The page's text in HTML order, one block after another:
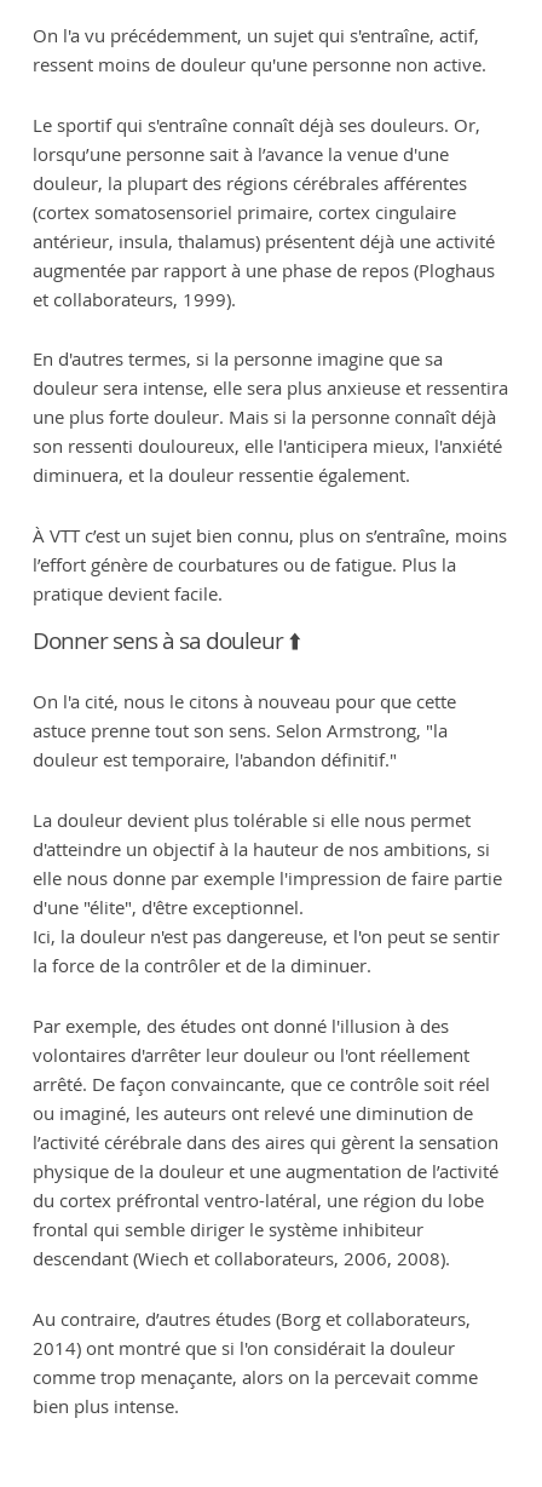
On l'a vu précédemment, un sujet qui s'entraîne, actif,
ressent moins de douleur qu'une personne non active.
Le sportif qui s'entraîne connaît déjà ses douleurs. Or,
lorsqu’une personne sait à l’avance la venue d'une
douleur, la plupart des régions cérébrales afférentes
(cortex somatosensoriel primaire, cortex cingulaire
antérieur, insula, thalamus) présentent déjà une activité
augmentée par rapport à une phase de repos (Ploghaus
et collaborateurs, 1999).
En d'autres termes, si la personne imagine que sa
douleur sera intense, elle sera plus anxieuse et ressentira
une plus forte douleur. Mais si la personne connaît déjà
son ressenti douloureux, elle l'anticipera mieux, l'anxiété
diminuera, et la douleur ressentie également.
À VTT c’est un sujet bien connu, plus on s’entraîne, moins
l’effort génère de courbatures ou de fatigue. Plus la
pratique devient facile.
Donner sens à sa douleur ⬆️
On l'a cité, nous le citons à nouveau pour que cette
astuce prenne tout son sens. Selon Armstrong, "la
douleur est temporaire, l'abandon définitif."
La douleur devient plus tolérable si elle nous permet
d'atteindre un objectif à la hauteur de nos ambitions, si
elle nous donne par exemple l'impression de faire partie
d'une "élite", d'être exceptionnel.
Ici, la douleur n'est pas dangereuse, et l'on peut se sentir
la force de la contrôler et de la diminuer.
Par exemple, des études ont donné l'illusion à des
volontaires d'arrêter leur douleur ou l'ont réellement
arrêté. De façon convaincante, que ce contrôle soit réel
ou imaginé, les auteurs ont relevé une diminution de
l’activité cérébrale dans des aires qui gèrent la sensation
physique de la douleur et une augmentation de l’activité
du cortex préfrontal ventro-latéral, une région du lobe
frontal qui semble diriger le système inhibiteur
descendant (Wiech et collaborateurs, 2006, 2008).
Au contraire, d’autres études (Borg et collaborateurs,
2014) ont montré que si l'on considérait la douleur
comme trop menaçante, alors on la percevait comme
bien plus intense.